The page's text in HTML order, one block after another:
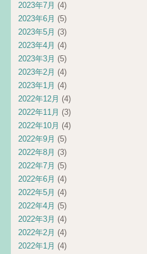
2023年7月 (4)
2023年6月 (5)
2023年5月 (3)
2023年4月 (4)
2023年3月 (5)
2023年2月 (4)
2023年1月 (4)
2022年12月 (4)
2022年11月 (3)
2022年10月 (4)
2022年9月 (5)
2022年8月 (3)
2022年7月 (5)
2022年6月 (4)
2022年5月 (4)
2022年4月 (5)
2022年3月 (4)
2022年2月 (4)
2022年1月 (4)